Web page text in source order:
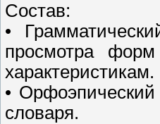
Состав:
•
просмотра
характеристикам.
•
словаря.